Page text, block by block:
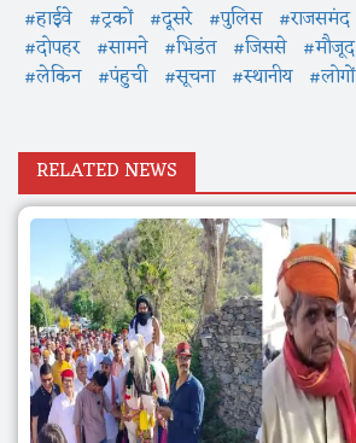
#हाईवे #ट्रकों #दूसरे #पुलिस #राजसमंद
#दोपहर #सामने #भिडंत #जिससे #मौजूद
#लेकिन #पंहुची #सूचना #स्थानीय #लोगों
RELATED NEWS